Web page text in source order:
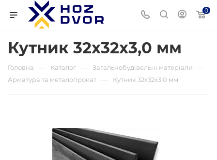
0
Кутник 32х32х3,0 мм
Головна — Каталог — Загальнобудівельні матеріали —
Арматура та металопрокат — Кутник 32х32х3,0 мм